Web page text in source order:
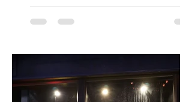
musical única e inolvidable con motivo del
Día del Niño. El espectáculo Hollywood
de todos los tiempos en un concierto en
sinfónica en pleno, coro y una
sorprendente puesta en escena pensada